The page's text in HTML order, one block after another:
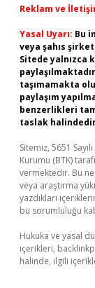
Reklam ve
Yasal Uyarı: Bu
veya şahıs
Sitede yalnızca
taşımamakta
paylaşım
benzerlikleri
taslak
Sitemiz, 5651
Kurumu (BTK)
vermektedir. Bu
veya araştırma
yazdıkları
bu sorumluluğu
Hukuka ve yasal
içerikleri,
halinde, ilgili